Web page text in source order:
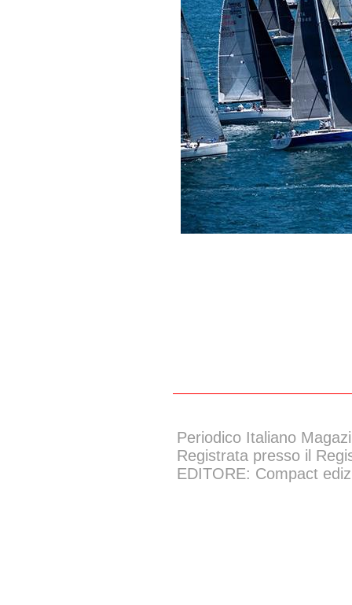
Periodico Italiano
Registrata presso il
EDITORE: Compact